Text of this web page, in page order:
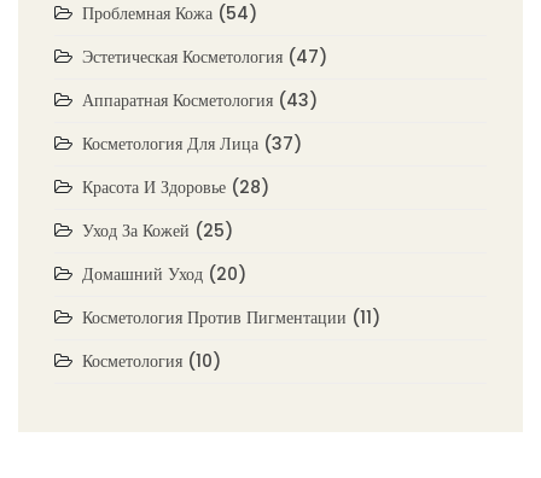
Проблемная Кожа (54)
Эстетическая Косметология (47)
Аппаратная Косметология (43)
Косметология Для Лица (37)
Красота И Здоровье (28)
Уход За Кожей (25)
Домашний Уход (20)
Косметология Против Пигментации (11)
Косметология (10)